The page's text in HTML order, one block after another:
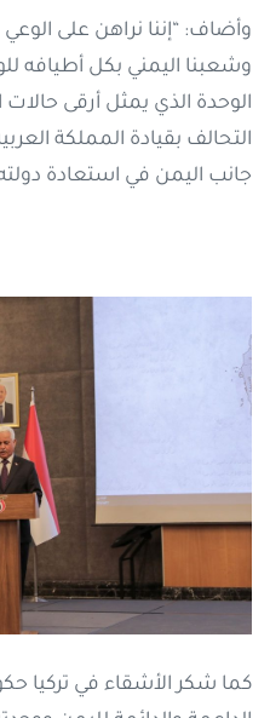
وأضاف: “إننا نراهن على
وشعبنا اليمني بكل
الوحدة الذي يمثل أرقى حالات
التحالف بقيادة المملكة
جانب اليمن في استعادة
كما شكر الأشقاء في تركيا